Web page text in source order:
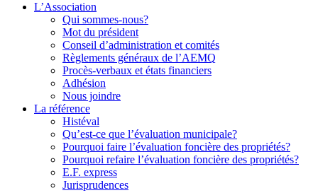
L’Association
Qui sommes-nous?
Mot du président
Conseil d’administration et comités
Règlements généraux de l’AEMQ
Procès-verbaux et états financiers
Adhésion
Nous joindre
La référence
Histéval
Qu’est-ce que l’évaluation municipale?
Pourquoi faire l’évaluation foncière des propriétés?
Pourquoi refaire l’évaluation foncière des propriétés?
E.F. express
Jurisprudences